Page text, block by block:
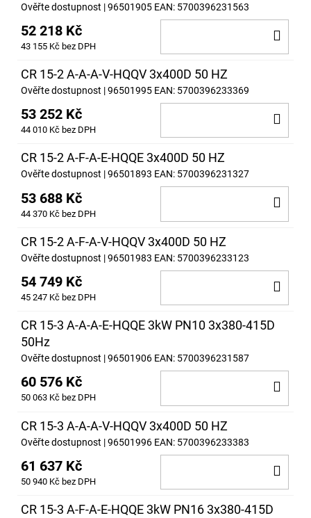
Ověřte dostupnost | 96501905 EAN: 5700396231563
52 218 Kč
43 155 Kč bez DPH
CR 15-2 A-A-A-V-HQQV 3x400D 50 HZ
Ověřte dostupnost | 96501995 EAN: 5700396233369
53 252 Kč
44 010 Kč bez DPH
CR 15-2 A-F-A-E-HQQE 3x400D 50 HZ
Ověřte dostupnost | 96501893 EAN: 5700396231327
53 688 Kč
44 370 Kč bez DPH
CR 15-2 A-F-A-V-HQQV 3x400D 50 HZ
Ověřte dostupnost | 96501983 EAN: 5700396233123
54 749 Kč
45 247 Kč bez DPH
CR 15-3 A-A-A-E-HQQE 3kW PN10 3x380-415D
50Hz
Ověřte dostupnost | 96501906 EAN: 5700396231587
60 576 Kč
50 063 Kč bez DPH
CR 15-3 A-A-A-V-HQQV 3x400D 50 HZ
Ověřte dostupnost | 96501996 EAN: 5700396233383
61 637 Kč
50 940 Kč bez DPH
CR 15-3 A-F-A-E-HQQE 3kW PN16 3x380-415D